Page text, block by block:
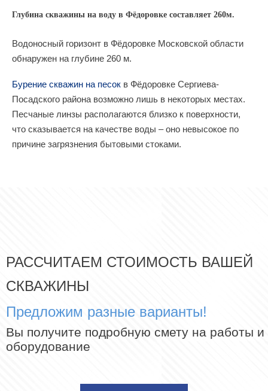
Глубина скважины на воду в Фёдоровке составляет 260м.
Водоносный горизонт в Фёдоровке Московской области
обнаружен на глубине 260 м.
Бурение скважин на песок в Фёдоровке Сергиева-
Посадского района возможно лишь в некоторых местах.
Песчаные линзы располагаются близко к поверхности,
что сказывается на качестве воды – оно невысокое по
причине загрязнения бытовыми стоками.
РАССЧИТАЕМ СТОИМОСТЬ ВАШЕЙ
СКВАЖИНЫ
Предложим разные варианты!
Вы получите подробную смету на работы и
оборудование